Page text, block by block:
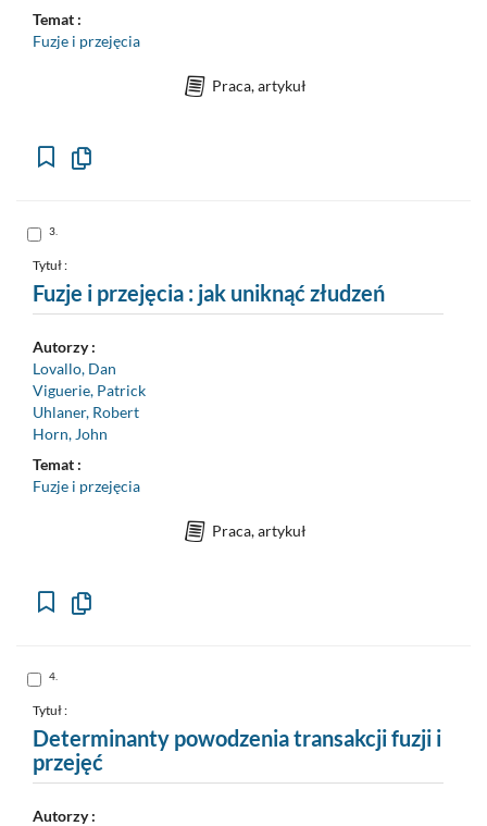
Temat :
Fuzje i przejęcia
Praca, artykuł
Kopiuj
Skocz
do
nr
3
3.
Tytuł :
Fuzje i przejęcia : jak uniknąć złudzeń
Autorzy :
Lovallo, Dan
Viguerie, Patrick
Uhlaner, Robert
Horn, John
Temat :
Fuzje i przejęcia
Praca, artykuł
Kopiuj
Skocz
do
nr
4
4.
Tytuł :
Determinanty powodzenia transakcji fuzji i
przejęć
Autorzy :